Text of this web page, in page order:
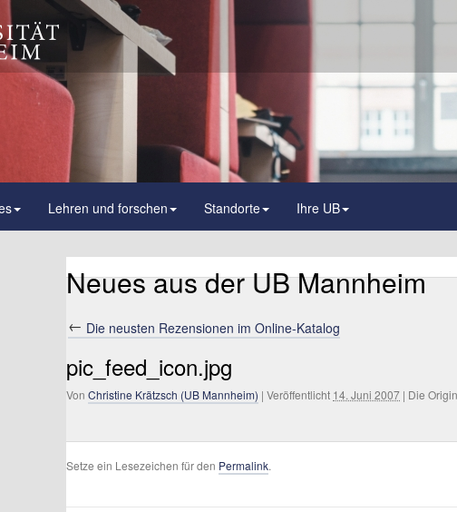
Lehren und forschen Standorte Ihre UB
Neues aus der UB Mannheim
← Die neusten Rezensionen im Online-Katalog
pic_feed_icon.jpg
Von Christine Krätzsch (UB Mannheim) | Veröffentlicht 14. Juni 2007 | Die
Setze ein Lesezeichen für den Permalink.